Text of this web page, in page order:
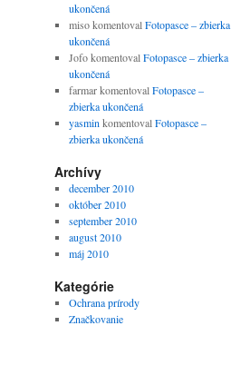
ukončená
misokomentovalFotopasce – zbierka
ukončená
JofokomentovalFotopasce – zbierka
ukončená
farmarkomentovalFotopasce –
zbierka ukončená
yasmin komentovalFotopasce –
zbierka ukončená
Archívy
december 2010
október 2010
september 2010
august 2010
máj 2010
Kategórie
Ochrana prírody
Značkovanie